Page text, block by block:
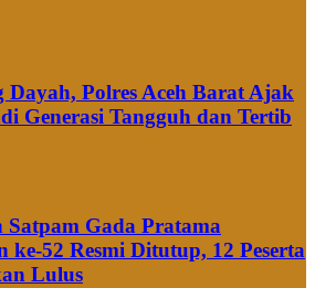
Dayah, Polres Aceh Barat Ajak
Generasi Tangguh dan Tertib
Satpam Gada Pratama
ke-52 Resmi Ditutup, 12 Peserta
Lulus